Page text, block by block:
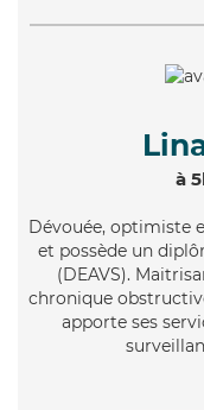
à
Dévouée, optimiste
et possède un
(DEAVS).
chronique
apporte ses